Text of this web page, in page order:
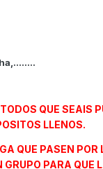
QUE SEAIS
LLENOS.
QUE PASEN POR
GRUPO PARA QUE